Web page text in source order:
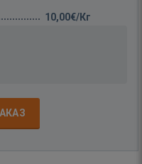
10,00€/Кг